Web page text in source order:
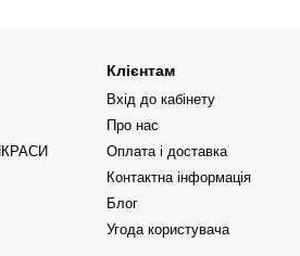
Клієнтам
Вхід до кабінету
Про нас
Оплата і доставка
Контактна інформація
Блог
Угода користувача